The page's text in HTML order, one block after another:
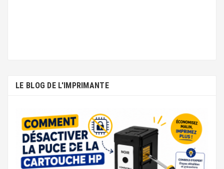
LE BLOG DE L'IMPRIMANTE